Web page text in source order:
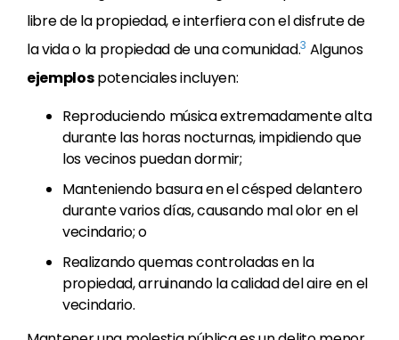
libre de la propiedad, e interfiera con el disfrute de
la vida o la propiedad de una comunidad.3 Algunos
ejemplospotenciales incluyen:
Reproduciendo música extremadamente alta
durante las horas nocturnas, impidiendo que
los vecinos puedan dormir;
Manteniendo basura en el césped delantero
durante varios días, causando mal olor en el
vecindario; o
Realizando quemas controladas en la
propiedad, arruinando la calidad del aire en el
vecindario.